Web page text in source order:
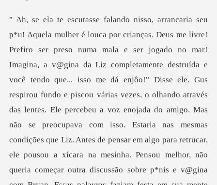
isso me dá enjôo!" Disse ele. Gus
respirou fundo e piscou várias vezes, o olhando através
das lentes. Ele percebeu a voz enojada do amigo. Mas
não se preocupava com isso. Estaria nas mesmas
condições que Liz. Antes de pensar em a